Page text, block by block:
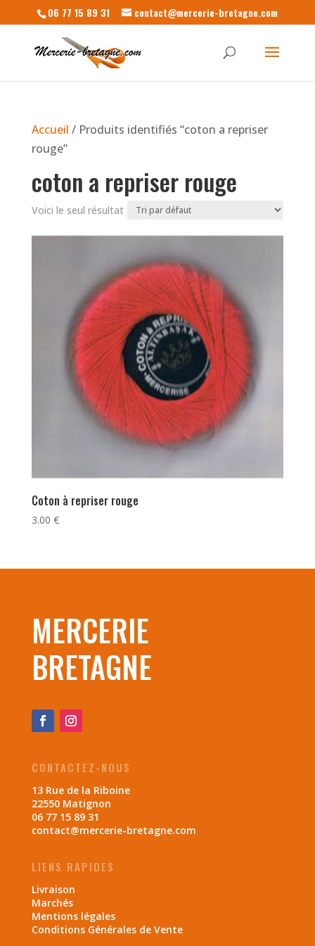
06 77 15 89 31 contact@mercerie-bretagne.com
Accueil / Produits identifiés “coton a repriser
rouge”
coton a repriser rouge
Voici le seul résultat
Coton à repriser rouge
3.00 €
MERCERIE
BRETAGNE
CONTACTEZ-NOUS
13 Rue de la Riboine
22550 Matignon
06 77 15 89 31
contact@mercerie-bretagne.com
LIENS RAPIDES
Livraison
Marchés
Mentions légales
Conditions Générales de Vente